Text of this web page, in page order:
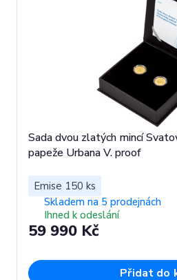
Sada dvou zlatých mincí
papeže Urbana V. proof
Emise 150 ks
Skladem na 5 prodejnách
Ihned k odeslání
59 990 Kč
Přidat do